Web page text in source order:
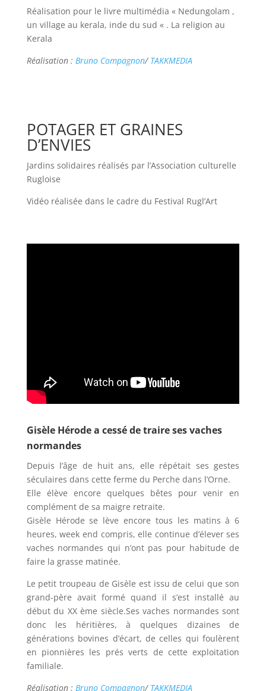
Réalisation pour le livre multimédia « Nedungolam ,
un village au kerala, inde du sud « . La religion au
Kerala
Réalisation : Bruno Compagnon/ TAKKMEDIA
POTAGER ET GRAINES
D’ENVIES
Jardins solidaires réalisés par l’Association culturelle
Rugloise
Vidéo réalisée dans le cadre du Festival Rugl’Art
Gisèle Hérode a cessé de traire ses vaches
normandes
Depuis l’âge de huit ans, elle répétait ses gestes
séculaires dans cette ferme du Perche dans l’Orne.
Elle élève encore quelques bêtes pour venir en
complément de sa maigre retraite.
Gisèle Hérode se lève encore tous les matins à 6
heures, week end compris, elle continue d’élever ses
vaches normandes qui n’ont pas pour habitude de
faire la grasse matinée.
Le petit troupeau de Gisèle est issu de celui que son
grand-père avait formé quand il s’est installé au
début du XX ème siècle.Ses vaches normandes sont
donc les héritières, à quelques dizaines de
générations bovines d’écart, de celles qui foulèrent
en pionnières les prés verts de cette exploitation
familiale.
Réalisation : Bruno Compagnon/ TAKKMEDIA